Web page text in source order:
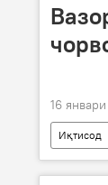
16
Иқтисод